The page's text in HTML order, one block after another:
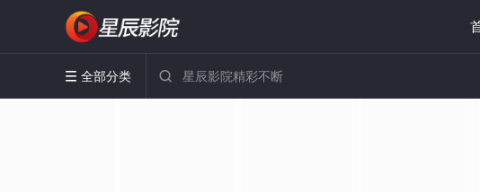
 全部分类 